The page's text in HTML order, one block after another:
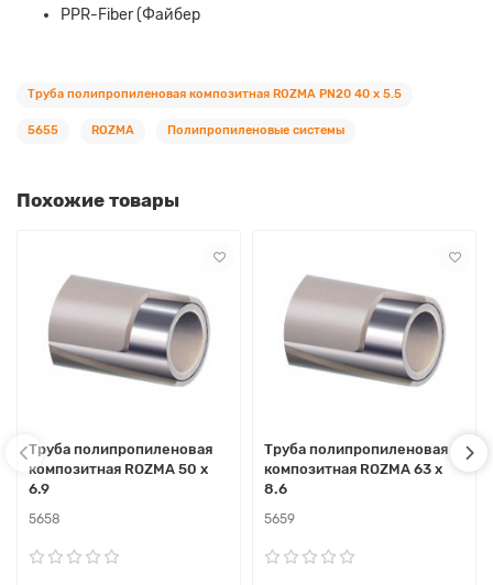
PPR-Fiber (Файбер
Труба полипропиленовая композитная ROZMA PN20 40 x 5.5
5655 ROZMA Полипропиленовые системы
Похожие товары
Труба полипропиленовая
композитная ROZMA 50 x
6.9
5658
Труба полипропиленовая
композитная ROZMA 63 x
8.6
5659